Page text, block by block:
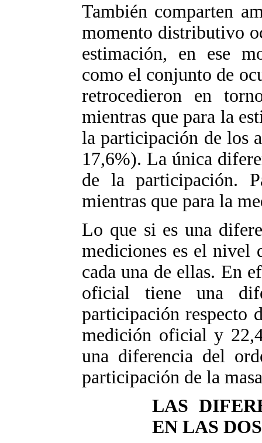
También comparten
momento distributivo
estimación, en ese
como el conjunto de
retrocedieron en
mientras que para la
la participación de los
17,6%). La única
de la participación.
mientras que para la
Lo que si es una
mediciones es el nivel
cada una de ellas. En
oficial tiene una
participación respecto
medición oficial y
una diferencia del
participación de la
LAS
EN LAS